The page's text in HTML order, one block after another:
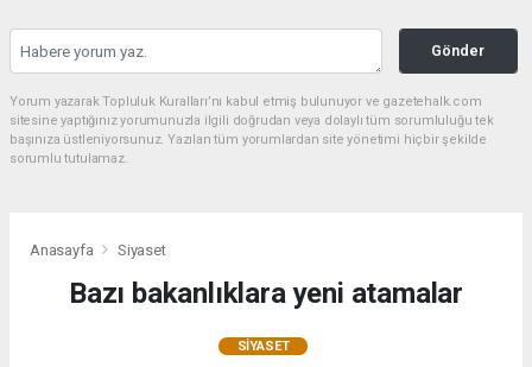
Gönder
Yorum yazarak Topluluk Kuralları’nı kabul etmiş bulunuyor ve gazetehalk.com
sitesine yaptığınız yorumunuzla ilgili doğrudan veya dolaylı tüm sorumluluğu tek
başınıza üstleniyorsunuz. Yazılan tüm yorumlardan site yönetimi hiçbir şekilde
sorumlu tutulamaz.
Anasayfa Siyaset
Bazı bakanlıklara yeni atamalar
SIYASET